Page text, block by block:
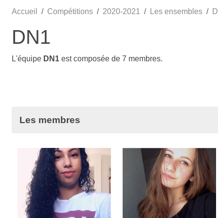
Accueil Compétitions 2020-2021 Les ensembles
DN1
L'équipe DN1 est composée de 7 membres.
Les membres